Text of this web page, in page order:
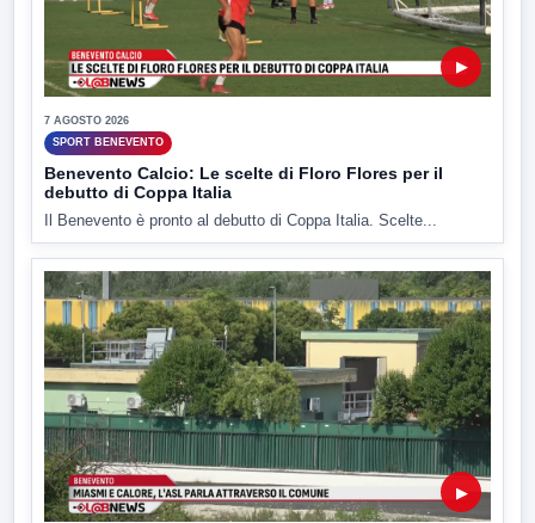
▶
7 AGOSTO 2026
SPORT BENEVENTO
Benevento Calcio: Le scelte di Floro Flores per il
debutto di Coppa Italia
Il Benevento è pronto al debutto di Coppa Italia. Scelte...
▶